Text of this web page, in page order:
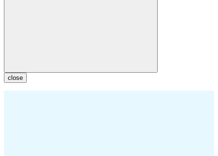
close